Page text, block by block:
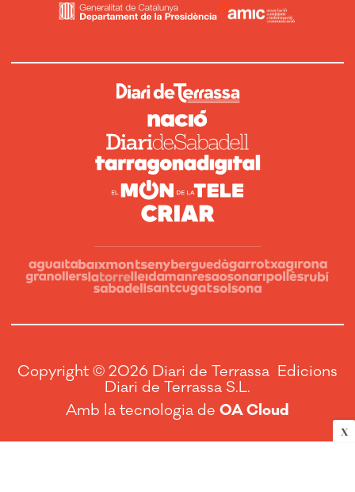
X
Copyright © 2026 Diari de Terrassa Edicions
Diari de Terrassa S.L.
Amb la tecnologia de OA Cloud